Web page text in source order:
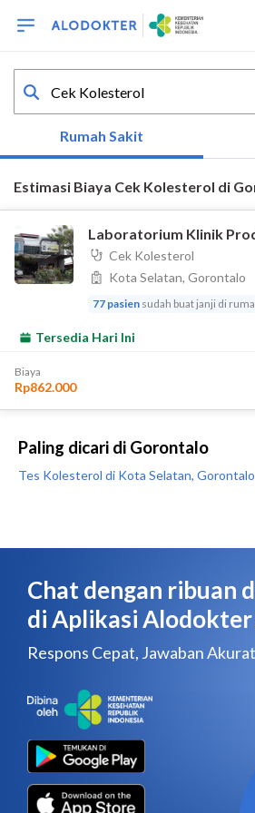
Paling dicari di Gorontalo
Tes Kolesterol di Kota Selatan, Gorontalo